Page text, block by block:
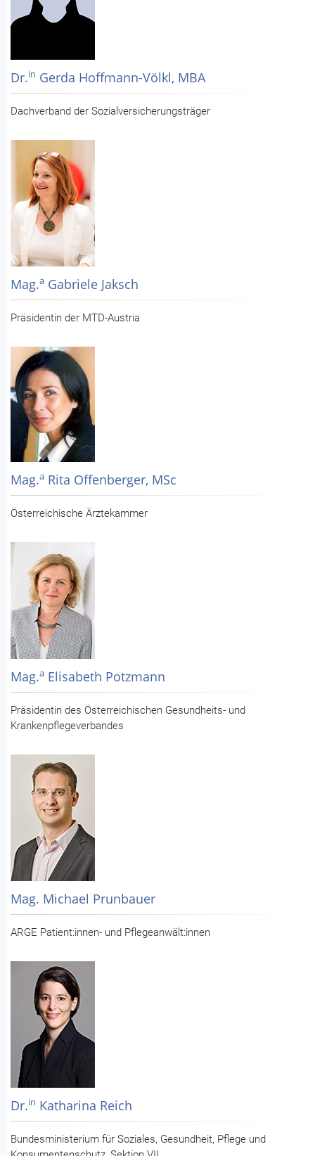
Dr.in Gerda Hoffmann-Völkl, MBA
Dachverband der Sozialversicherungsträger
Mag.a Gabriele Jaksch
Präsidentin der MTD-Austria
Mag.a Rita Offenberger, MSc
Österreichische Ärztekammer
Mag.a Elisabeth Potzmann
Präsidentin des Österreichischen Gesundheits- und
Krankenpflegeverbandes
Mag. Michael Prunbauer
ARGE Patient:innen- und Pflegeanwält:innen
Dr.in Katharina Reich
Bundesministerium für Soziales, Gesundheit, Pflege und